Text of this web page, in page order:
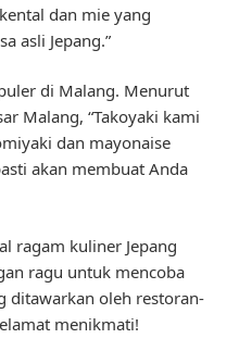
dan mie yang
asli Jepang.”
di Malang. Menurut
Malang, “Takoyaki kami
dan mayonaise
akan membuat Anda
ragam kuliner Jepang
ragu untuk mencoba
ditawarkan oleh restoran-
menikmati!